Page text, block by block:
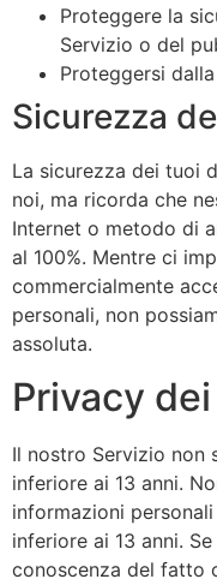
Proteggere la
Servizio o del
Proteggersi
Sicurezza
La sicurezza dei tuoi
noi, ma ricorda che
Internet o metodo di
al 100%. Mentre ci
commercialmente
personali, non
assoluta.
Privacy
Il nostro Servizio non
inferiore ai 13 anni.
informazioni
inferiore ai 13 anni.
conoscenza del fatto